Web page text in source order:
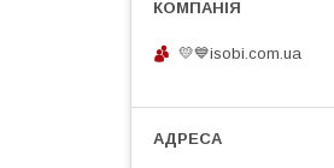
💛💙isobi.com.ua